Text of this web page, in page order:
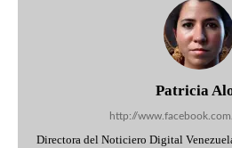
Patricia
http://
Directora del Noticiero Digital